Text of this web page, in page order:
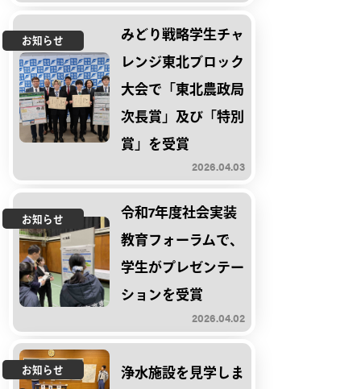
みどり戦略学生チャ
レンジ東北ブロック
大会で「東北農政局
次長賞」及び「特別
賞」を受賞
2026.04.03
お知らせ
令和7年度社会実装
教育フォーラムで、
学生がプレゼンテー
ションを受賞
2026.04.02
お知らせ
浄水施設を見学しま
お知らせ